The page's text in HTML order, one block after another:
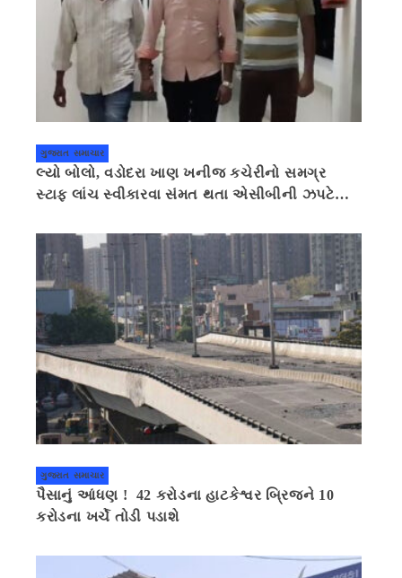
ગુજરાત સમાચાર
લ્યો બોલો, વડોદરા ખાણ ખનીજ કચેરીનો સમગ્ર
સ્ટાફ લાંચ સ્વીકારવા સંમત થતા એસીબીની ઝપટે
ગુજરાત સમાચાર
પૈસાનું આંધણ ! 42 કરોડના હાટકેશ્વર બ્રિજને 10
કરોડના ખર્ચે તોડી પડાશે